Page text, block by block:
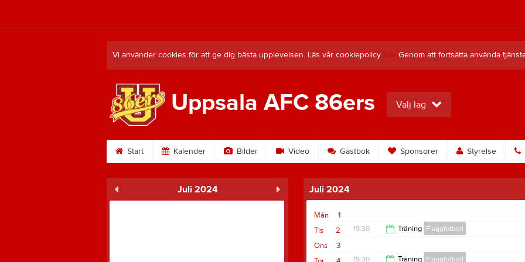
Vi använder cookies för att ge dig bästa upplevelsen. Läs vår cookiepolicy här. Genom att fortsätta använda
Uppsala AFC 86ers Välj lag
Start Kalender Bilder Video Gästbok Sponsorer Styrelse
Juli 2024 Juli 2024
1
Mån
2
Tis 19:30 Träning Flaggfotboll
21:00
3
Ons
19:30 Träning Flaggfotboll